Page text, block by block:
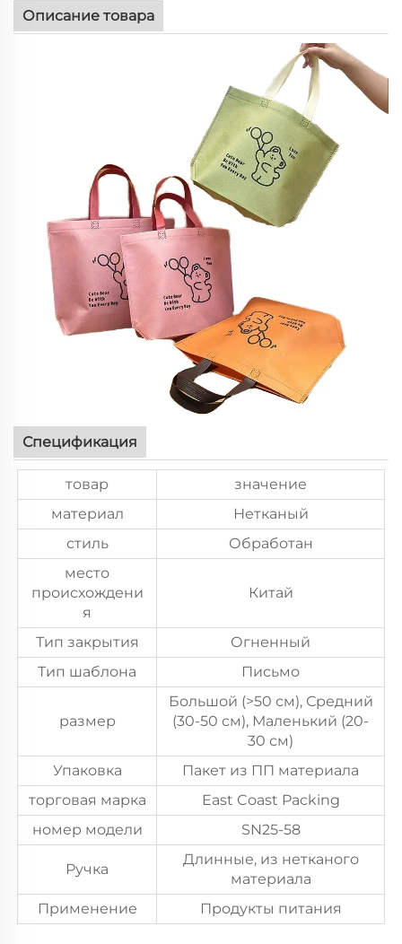
Описание товара
Спецификация
товар
значение
материал
Нетканый
стиль
Обработан
место
происхождени
я
Китай
Тип закрытия
Огненный
Тип шаблона
Письмо
размер
Большой (>50 см), Средний
(30-50 см), Маленький (20-
30 см)
Упаковка
Пакет из ПП материала
торговая марка
East Coast Packing
номер модели
SN25-58
Ручка
Длинные, из нетканого
материала
Применение
Продукты питания